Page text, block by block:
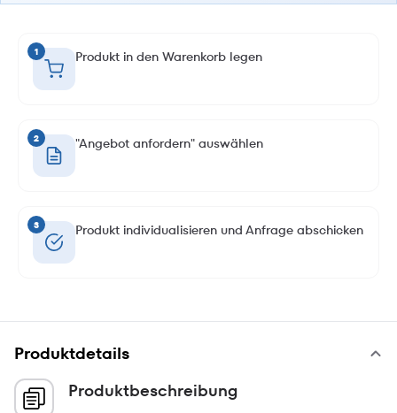
1 Produkt in den Warenkorb legen
2 "Angebot anfordern" auswählen
3 Produkt individualisieren und Anfrage abschicken
Produktdetails
Produktbeschreibung